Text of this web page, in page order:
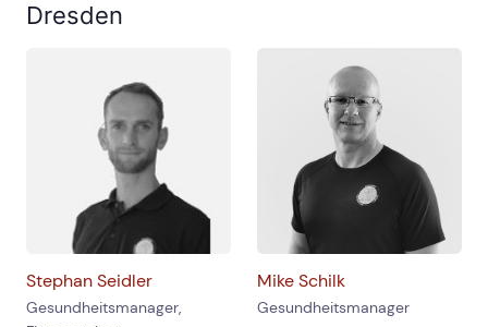
Dresden
Stephan Seidler
Gesundheitsmanager,
Mike Schilk
Gesundheitsmanager